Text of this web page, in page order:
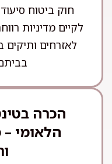
חוק ביטוח
לקיים מדיניות
לאזרחים ותיקים
הכרה
הלאומי